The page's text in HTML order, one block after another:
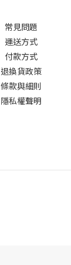
常見問題
運送方式
付款方式
退換貨政策
條款與細則
隱私權聲明